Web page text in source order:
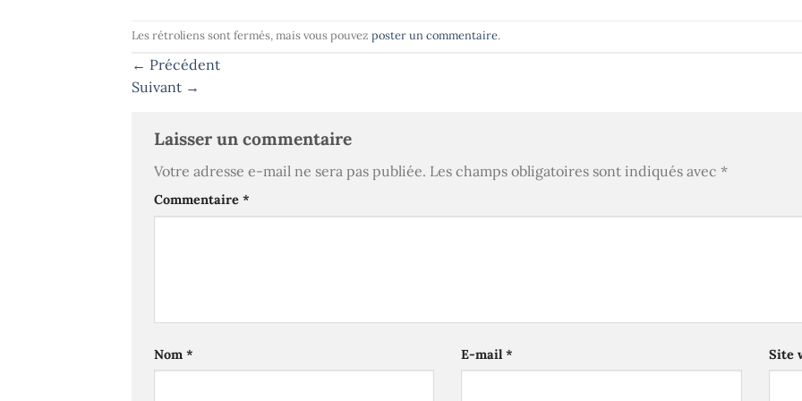
Les rétroliens sont fermés, mais vous pouvez poster un commentaire.
← Précédent
Suivant →
Laisser un commentaire
Votre adresse e-mail ne sera pas publiée. Les champs obligatoires sont indiqués avec *
Commentaire *
Nom * E-mail* Site